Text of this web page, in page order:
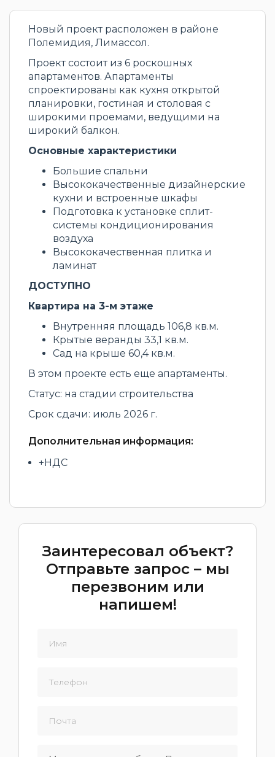
Новый проект расположен в районе
Полемидия, Лимассол.
Проект состоит из 6 роскошных
апартаментов. Апартаменты
спроектированы как кухня открытой
планировки, гостиная и столовая с
широкими проемами, ведущими на
широкий балкон.
Основные характеристики
Большие спальни
Высококачественные дизайнерские
кухни и встроенные шкафы
Подготовка к установке сплит-
системы кондиционирования
воздуха
Высококачественная плитка и
ламинат
ДОСТУПНО
Квартира на 3-м этаже
Внутренняя площадь 106,8 кв.м.
Крытые веранды 33,1 кв.м.
Сад на крыше 60,4 кв.м.
В этом проекте есть еще апартаменты.
Статус: на стадии строительства
Срок сдачи: июль 2026 г.
Дополнительная информация:
+НДС
Заинтересовал объект?
Отправьте запрос – мы
перезвоним или
напишем!